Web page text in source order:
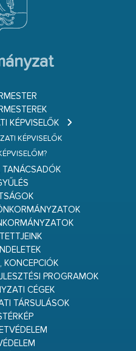
KÉPVISELŐK
KÉPVISELŐK
TANÁCSADÓK
KONCEPCIÓK
PROGRAMOK
CÉGEK
TÁRSULÁSOK